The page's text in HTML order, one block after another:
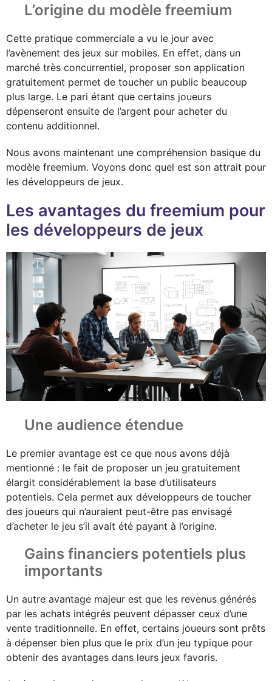
L’origine du modèle freemium
Cette pratique commerciale a vu le jour avec
l’avènement des jeux sur mobiles. En effet, dans un
marché très concurrentiel, proposer son application
gratuitement permet de toucher un public beaucoup
plus large. Le pari étant que certains joueurs
dépenseront ensuite de l’argent pour acheter du
contenu additionnel.
Nous avons maintenant une compréhension basique du
modèle freemium. Voyons donc quel est son attrait pour
les développeurs de jeux.
Les avantages du freemium pour
les développeurs de jeux
Une audience étendue
Le premier avantage est ce que nous avons déjà
mentionné : le fait de proposer un jeu gratuitement
élargit considérablement la base d’utilisateurs
potentiels. Cela permet aux développeurs de toucher
des joueurs qui n’auraient peut-être pas envisagé
d’acheter le jeu s’il avait été payant à l’origine.
Gains financiers potentiels plus
importants
Un autre avantage majeur est que les revenus générés
par les achats intégrés peuvent dépasser ceux d’une
vente traditionnelle. En effet, certains joueurs sont prêts
à dépenser bien plus que le prix d’un jeu typique pour
obtenir des avantages dans leurs jeux favoris.